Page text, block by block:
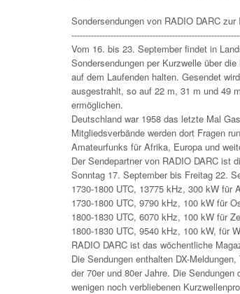
Sondersendungen von RADIO DARC
Vom 16. bis 23. September findet in
Sondersendungen per Kurzwelle über
auf dem Laufenden halten. Gesendet
ausgestrahlt, so auf 22 m, 31 m und 49
ermöglichen.
Deutschland war 1958 das letzte Mal
Mitgliedsverbände werden dort Fragen
Amateurfunks für Afrika, Europa und
Der Sendepartner von RADIO DARC ist
Sonntag 17. September bis Freitag 22.
1730-1800 UTC, 13775 kHz, 300 kW für
1730-1800 UTC, 9790 kHz, 100 kW für
1800-1830 UTC, 6070 kHz, 100 kW für
1800-1830 UTC, 9540 kHz, 100 kW, für
RADIO DARC ist das wöchentliche
Die Sendungen enthalten DX-
der 70er und 80er Jahre. Die
wenigen noch verbliebenen